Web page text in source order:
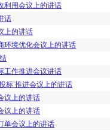
利用会议上的讲话
话
上的讲话
环境优化会议上的讲话
工作推进会议讲话
标’推进会议上的讲话
议上的讲话
议上的讲话
单会议上的讲话